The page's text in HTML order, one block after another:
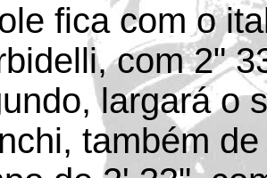
fica com o
com 2"
largará o
também